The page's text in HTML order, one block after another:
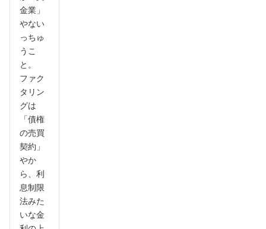
金業」
やない
っちゅ
うこ
と。
ファク
タリン
グは
「債権
の売買
契約」
やか
ら、利
息制限
法みた
いな金